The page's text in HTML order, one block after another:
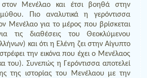
στον Μενέλαο και έτσι βοηθά στην
Πιο αναλυτικά η γερόντισσα
Μενέλαο για το μέρος που βρίσκεται
τις διαθέσεις του Θεοκλύμενου
και ότι η Ελένη ζει στην Αίγυπτο
την εικόνα που έχει ο Μενέλαος
του). Συνεπώς η Γερόντισσα αποτελεί
της ιστορίας του Μενέλαου με την